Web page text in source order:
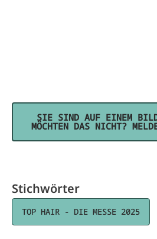
SIE SIND AUF EINEM
MÖCHTEN DAS NICHT?
Stichwörter
TOP HAIR - DIE MESSE 2025